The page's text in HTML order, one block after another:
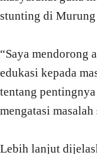
stunting di Murung
“Saya mendorong
edukasi kepada
tentang
mengatasi
Lebih lanjut